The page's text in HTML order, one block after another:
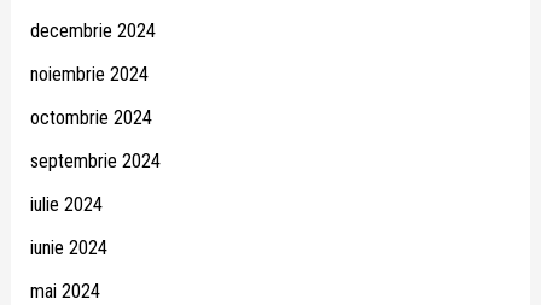
decembrie 2024
noiembrie 2024
octombrie 2024
septembrie 2024
iulie 2024
iunie 2024
mai 2024